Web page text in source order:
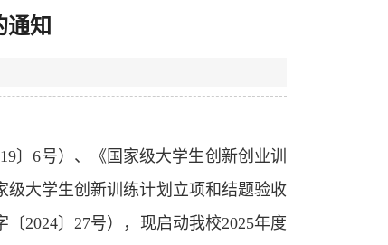
通知
〕6号）、《国家级大学生创新创业训
级大学生创新训练计划立项和结题验收
〔2024〕27号），现启动我校2025年度